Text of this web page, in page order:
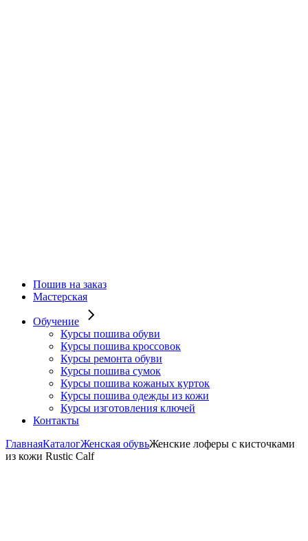
Пошив на заказ
Мастерская
Обучение
Курсы пошива обуви
Курсы пошива кроссовок
Курсы ремонта обуви
Курсы пошива сумок
Курсы пошива кожаных курток
Курсы пошива одежды из кожи
Курсы изготовления ключей
Контакты
ГлавнаяКаталогЖенская обувьЖенские лоферы с кисточками
из кожи Rustic Calf